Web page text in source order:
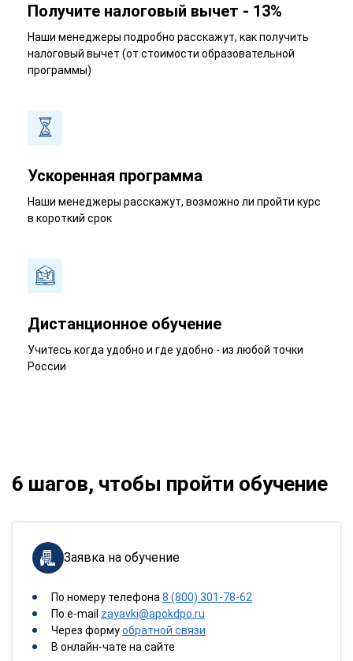
Получите налоговый вычет - 13%
Наши менеджеры подробно расскажут, как получить
налоговый вычет (от стоимости образовательной
программы)
Ускоренная программа
Наши менеджеры расскажут, возможно ли пройти курс
в короткий срок
Дистанционное обучение
Учитесь когда удобно и где удобно - из любой точки
России
6 шагов, чтобы пройти обучение
Заявка на обучение
По номеру телефона 8 (800) 301-78-62
По e-mail zayavki@apokdpo.ru
Через формуобратной связи
В онлайн-чате на сайте